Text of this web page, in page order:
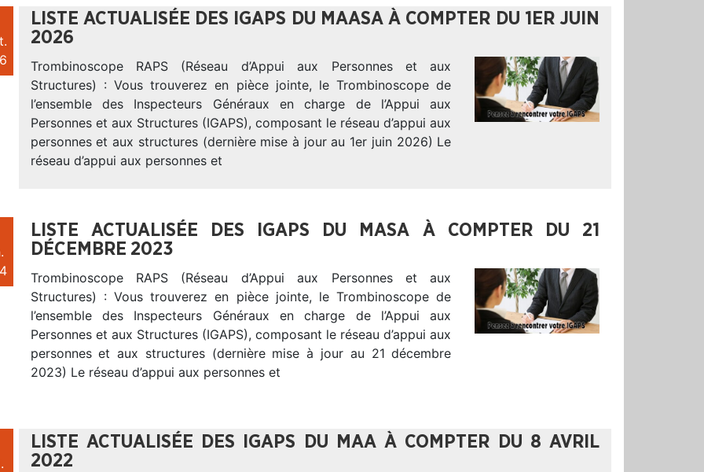
LISTE ACTUALISÉE DES IGAPS DU MAASA À COMPTER DU 1ER JUIN
2026
Trombinoscope RAPS (Réseau d’Appui aux Personnes et aux
Structures) : Vous trouverez en pièce jointe, le Trombinoscope de
l’ensemble des Inspecteurs Généraux en charge de l’Appui aux
Personnes et aux Structures (IGAPS), composant le réseau d’appui aux
personnes et aux structures (dernière mise à jour au 1er juin 2026) Le
réseau d’appui aux personnes et
LISTE ACTUALISÉE DES IGAPS DU MASA À COMPTER DU 21
DÉCEMBRE 2023
Trombinoscope RAPS (Réseau d’Appui aux Personnes et aux
Structures) : Vous trouverez en pièce jointe, le Trombinoscope de
l’ensemble des Inspecteurs Généraux en charge de l’Appui aux
Personnes et aux Structures (IGAPS), composant le réseau d’appui aux
personnes et aux structures (dernière mise à jour au 21 décembre
2023) Le réseau d’appui aux personnes et
LISTE ACTUALISÉE DES IGAPS DU MAA À COMPTER DU 8 AVRIL
2022